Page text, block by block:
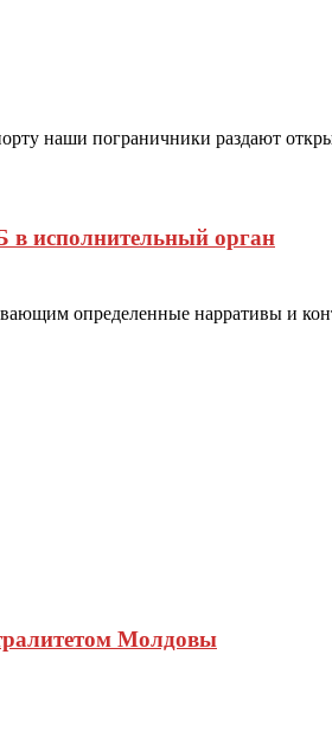
наши пограничники раздают
исполнительный орган
определенные нарративы и
Молдовы